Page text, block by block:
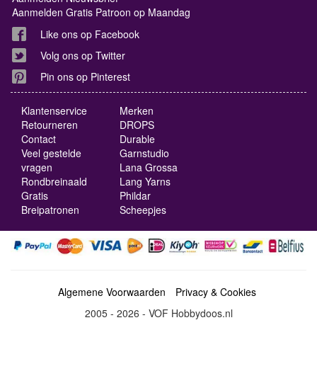
Aanmelden Gratis Patroon op Maandag
Like ons op Facebook
Volg ons op Twitter
Pin ons op Pinterest
Klantenservice
Retourneren
Contact
Veel gestelde
vragen
Rondbreinaald
Gratis
Breipatronen
Merken
DROPS
Durable
Garnstudio
Lana Grossa
Lang Yarns
Phildar
Scheepjes
Algemene Voorwaarden
Privacy & Cookies
2005 - 2026 - VOF Hobbydoos.nl